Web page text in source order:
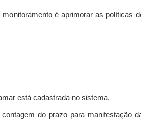
é aprimorar as políticas
está cadastrada no sistema.
do prazo para manifestação